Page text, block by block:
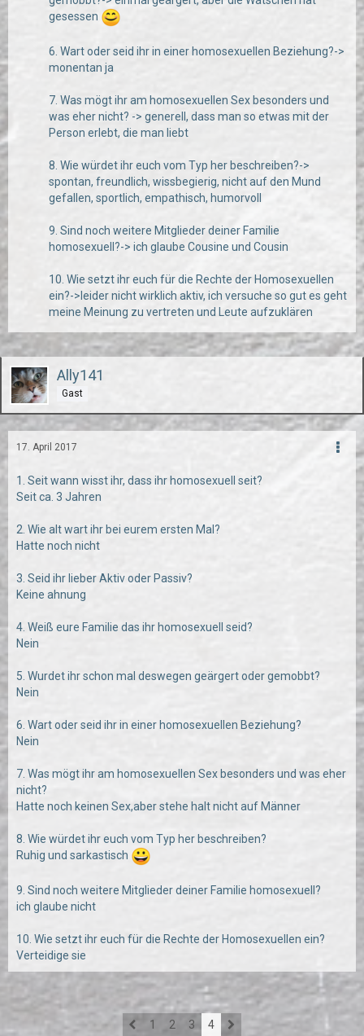
gesessen
6. Wart oder seid ihr in einer homosexuellen Beziehung?->
monentan ja
7. Was mögt ihr am homosexuellen Sex besonders und
was eher nicht? -> generell, dass man so etwas mit der
Person erlebt, die man liebt
8. Wie würdet ihr euch vom Typ her beschreiben?->
spontan, freundlich, wissbegierig, nicht auf den Mund
gefallen, sportlich, empathisch, humorvoll
9. Sind noch weitere Mitglieder deiner Familie
homosexuell?-> ich glaube Cousine und Cousin
10. Wie setzt ihr euch für die Rechte der Homosexuellen
ein?->leider nicht wirklich aktiv, ich versuche so gut es geht
meine Meinung zu vertreten und Leute aufzuklären
Ally141
Gast
17. April 2017
1. Seit wann wisst ihr, dass ihr homosexuell seit?
Seit ca. 3 Jahren
2. Wie alt wart ihr bei eurem ersten Mal?
Hatte noch nicht
3. Seid ihr lieber Aktiv oder Passiv?
Keine ahnung
4. Weiß eure Familie das ihr homosexuell seid?
Nein
5. Wurdet ihr schon mal deswegen geärgert oder gemobbt?
Nein
6. Wart oder seid ihr in einer homosexuellen Beziehung?
Nein
7. Was mögt ihr am homosexuellen Sex besonders und was eher
nicht?
Hatte noch keinen Sex,aber stehe halt nicht auf Männer
8. Wie würdet ihr euch vom Typ her beschreiben?
Ruhig und sarkastisch
9. Sind noch weitere Mitglieder deiner Familie homosexuell?
ich glaube nicht
10. Wie setzt ihr euch für die Rechte der Homosexuellen ein?
Verteidige sie
1 2 3 4